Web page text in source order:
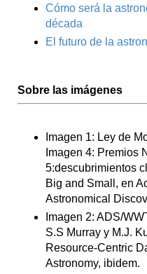
Cómo será la
década
El futuro de la
Sobre las imágenes
Imagen 1: Ley de
Imagen 4: Premios
5:descubrimientos
Big and Small, en
Astronomical
Imagen 2: ADS/
S.S Murray y M.J.
Resource-Centric
Astronomy, ibidem.